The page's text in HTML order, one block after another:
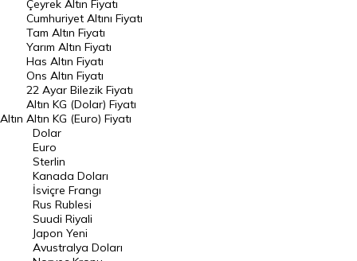
Endeksler
DÖVİZ
Döviz Kuru
Dolar Kuru
Euro Kuru
Pound Kuru
Frank Kuru
Riyal Kuru
Avustralya Doları
Danimarka Kronu Kuru
Altın
Çeyrek Altın Fiyatı
Cumhuriyet Altını Fiyatı
Tam Altın Fiyatı
Yarım Altın Fiyatı
Has Altın Fiyatı
Ons Altın Fiyatı
22 Ayar Bilezik Fiyatı
Altın KG (Dolar) Fiyatı
Altın KG (Euro) Fiyatı
Dolar
Euro
Sterlin
Kanada Doları
İsviçre Frangı
Rus Rublesi
Suudi Riyali
Japon Yeni
Avustralya Doları